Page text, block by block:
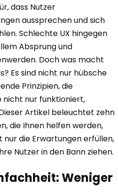
dass Nutzer
aussprechen und sich
Schlechte UX hingegen
Absprung und
Doch was macht
Es sind nicht nur hübsche
Prinzipien, die
nicht nur funktioniert,
Artikel beleuchtet zehn
die Ihnen helfen werden,
nur die Erwartungen erfüllen,
Nutzer in den Bann ziehen.
Weniger